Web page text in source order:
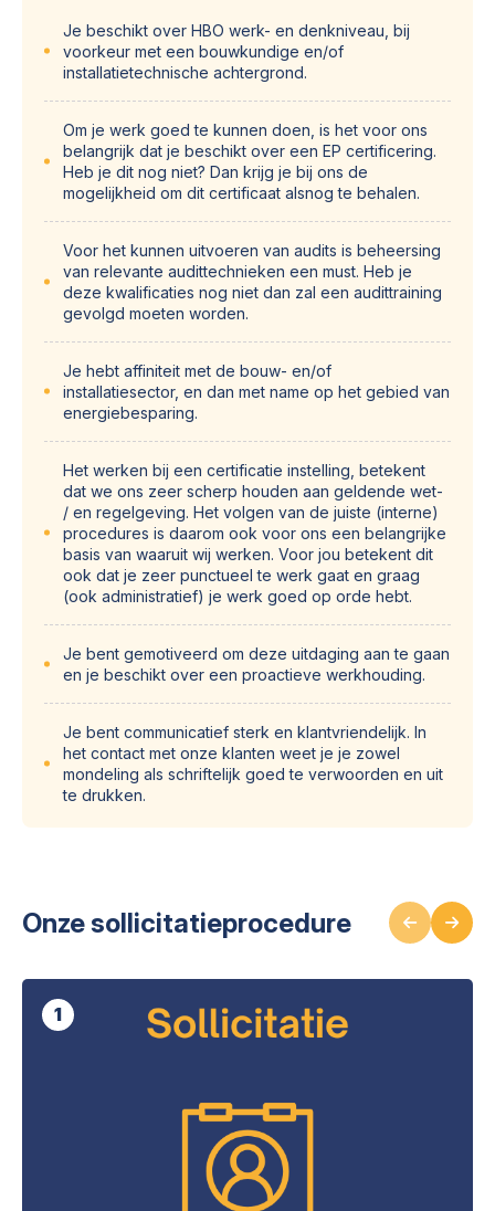
Je beschikt over HBO werk- en denkniveau, bij
voorkeur met een bouwkundige en/of
installatietechnische achtergrond.
Om je werk goed te kunnen doen, is het voor ons
belangrijk dat je beschikt over een EP certificering.
Heb je dit nog niet? Dan krijg je bij ons de
mogelijkheid om dit certificaat alsnog te behalen.
Voor het kunnen uitvoeren van audits is beheersing
van relevante audittechnieken een must. Heb je
deze kwalificaties nog niet dan zal een audittraining
gevolgd moeten worden.
Je hebt affiniteit met de bouw- en/of
installatiesector, en dan met name op het gebied van
energiebesparing.
Het werken bij een certificatie instelling, betekent
dat we ons zeer scherp houden aan geldende wet-
/ en regelgeving. Het volgen van de juiste (interne)
procedures is daarom ook voor ons een belangrijke
basis van waaruit wij werken. Voor jou betekent dit
ook dat je zeer punctueel te werk gaat en graag
(ook administratief) je werk goed op orde hebt.
Je bent gemotiveerd om deze uitdaging aan te gaan
en je beschikt over een proactieve werkhouding.
Je bent communicatief sterk en klantvriendelijk. In
het contact met onze klanten weet je je zowel
mondeling als schriftelijk goed te verwoorden en uit
te drukken.
Onze sollicitatieprocedure
1